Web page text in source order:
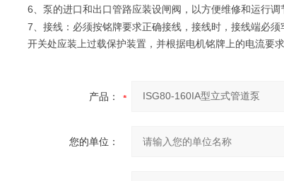
6、泵的进口和出口管路应装设闸阀，以方便维修和运行调
7、接线：必须按铭牌要求正确接线，接线时，接线端必
开关处应装上过载保护装置，并根据电机铭牌上的电流要
产品：
您的单位：